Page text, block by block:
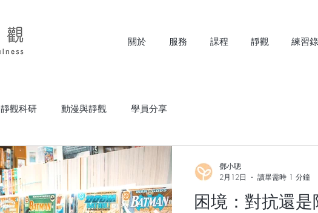
關於 服務 課程 靜觀 練習
靜觀科研 動漫與靜觀 學員分享
困境：對抗還
鄧小聰
2月12日
讀畢需時 1 分鐘